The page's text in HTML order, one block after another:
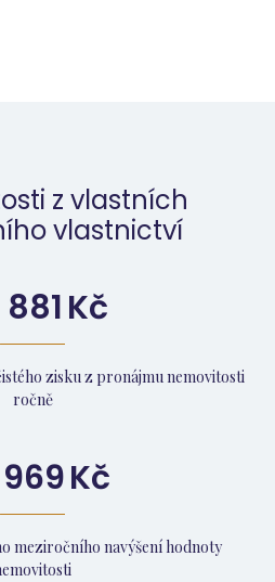
z vlastních
vlastnictví
Kč
zisku z pronájmu nemovitosti
ročně
Kč
meziročního navýšení hodnoty